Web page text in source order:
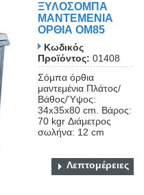
ΞΥΛΟΣΟΜΠΑ
ΜΑΝΤΕΜΕΝΙΑ
ΟΡΘΙΑ ΟΜ85
Κωδικός
Προϊόντος: 01408
Σόμπα όρθια
μαντεμένια Πλάτος/
Βάθος/Ύψος:
34x35x80 cm. Βάρος:
70 kgr Διάμετρος
σωλήνα: 12 cm
Λεπτομέρειες